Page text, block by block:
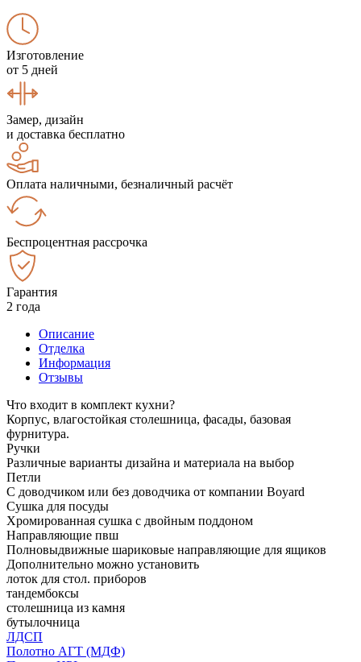
Изготовление
от 5 дней
Замер, дизайн
и доставка бесплатно
Оплата наличными, безналичный расчёт
Беспроцентная рассрочка
Гарантия
2 года
Описание
Отделка
Информация
Отзывы
Что входит в комплект кухни?
Корпус, влагостойкая столешница, фасады, базовая
фурнитура.
Ручки
Различные варианты дизайна и материала на выбор
Петли
С доводчиком или без доводчика от компании Boyard
Сушка для посуды
Хромированная сушка с двойным поддоном
Направляющие пвш
Полновыдвижные шариковые направляющие для ящиков
Дополнительно можно установить
лоток для стол. приборов
тандембоксы
столешница из камня
бутылочница
ЛДСП
Полотно АГТ (МДФ)